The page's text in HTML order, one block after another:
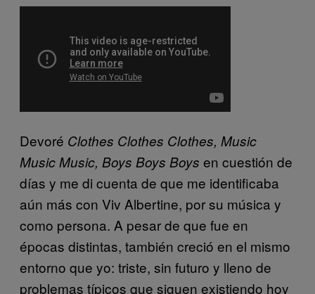
Devoré Clothes Clothes Clothes, Music
Music Music, Boys Boys Boys en cuestión de
días y me di cuenta de que me identificaba
aún más con Viv Albertine, por su música y
como persona. A pesar de que fue en
épocas distintas, también creció en el mismo
entorno que yo: triste, sin futuro y lleno de
problemas típicos que siguen existiendo hoy